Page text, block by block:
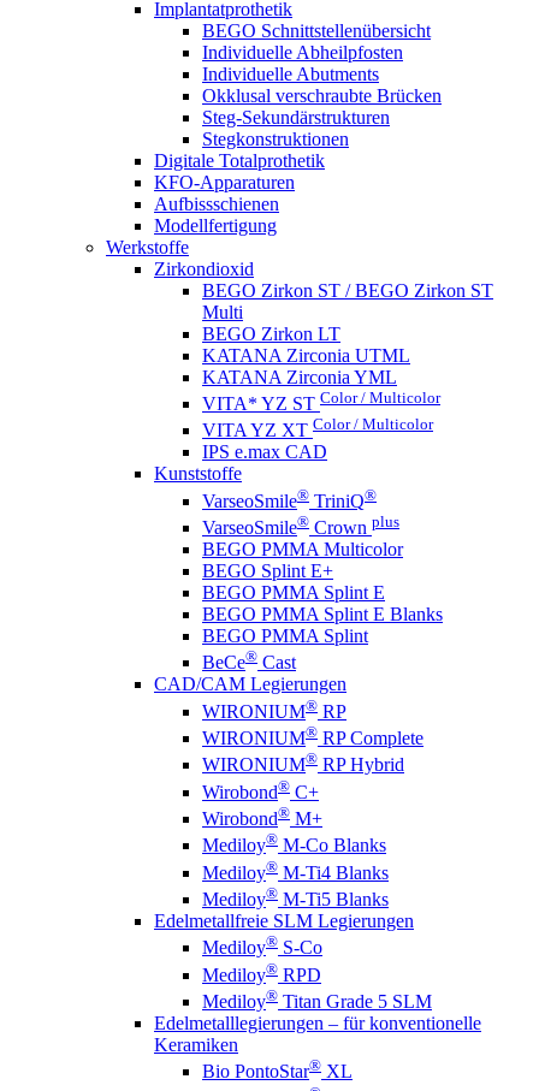
Implantatprothetik
BEGO Schnittstellenübersicht
Individuelle Abheilpfosten
Individuelle Abutments
Okklusal verschraubte Brücken
Steg-Sekundärstrukturen
Stegkonstruktionen
Digitale Totalprothetik
KFO-Apparaturen
Aufbissschienen
Modellfertigung
Werkstoffe
Zirkondioxid
BEGO Zirkon ST / BEGO Zirkon ST
Multi
BEGO Zirkon LT
KATANA Zirconia UTML
KATANA Zirconia YML
VITA* YZ ST Color / Multicolor
VITA YZ XT Color / Multicolor
IPS e.max CAD
Kunststoffe
VarseoSmile® TriniQ®
VarseoSmile® Crown plus
BEGO PMMA Multicolor
BEGO Splint E+
BEGO PMMA Splint E
BEGO PMMA Splint E Blanks
BEGO PMMA Splint
BeCe® Cast
CAD/CAM Legierungen
WIRONIUM® RP
WIRONIUM® RP Complete
WIRONIUM® RP Hybrid
Wirobond® C+
Wirobond® M+
Mediloy® M-Co Blanks
Mediloy® M-Ti4 Blanks
Mediloy® M-Ti5 Blanks
Edelmetallfreie SLM Legierungen
Mediloy® S-Co
Mediloy® RPD
Mediloy® Titan Grade 5 SLM
Edelmetalllegierungen – für konventionelle
Keramiken
Bio PontoStar® XL